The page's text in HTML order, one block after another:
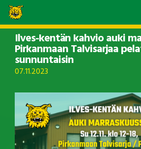
Ilves-kentän kahvio auki
Pirkanmaan Talvisarjaa
sunnuntaisin
07.11.2023